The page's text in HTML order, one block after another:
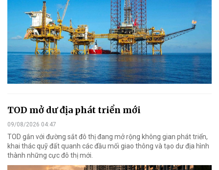
TOD mở dư địa phát triển mới
09/08/2026 04:47
TOD gắn với đường sắt đô thị đang mở rộng không gian phát triển,
khai thác quỹ đất quanh các đầu mối giao thông và tạo dư địa hình
thành những cực đô thị mới.